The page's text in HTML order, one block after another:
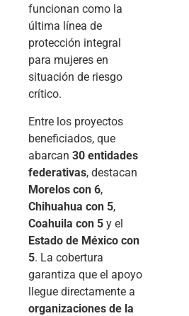
funcionan como la
última línea de
protección integral
para mujeres en
situación de riesgo
crítico.
Entre los proyectos
beneficiados, que
abarcan 30 entidades
federativas, destacan
Morelos con 6,
Chihuahua con 5,
Coahuila con 5 y el
Estado de México con
5. La cobertura
garantiza que el apoyo
llegue directamente a
organizaciones de la